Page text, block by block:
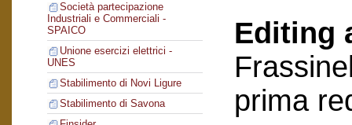
Società partecipazione
Industriali e Commerciali -
SPAICO
Unione esercizi elettrici -
UNES
Stabilimento di Novi Ligure
Stabilimento di Savona
Editing
prima